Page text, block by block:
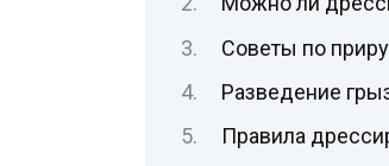
Советы по
Разведение
Правила